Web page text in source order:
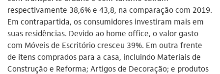
respectivamente 38,6% e 43,8, na comparação com 2019.
Em contrapartida, os consumidores investiram mais em
suas residências. Devido ao home office, o valor gasto
com Móveis de Escritório cresceu 39%. Em outra frente
de itens comprados para a casa, incluindo Materiais de
Construção e Reforma; Artigos de Decoração; e produtos